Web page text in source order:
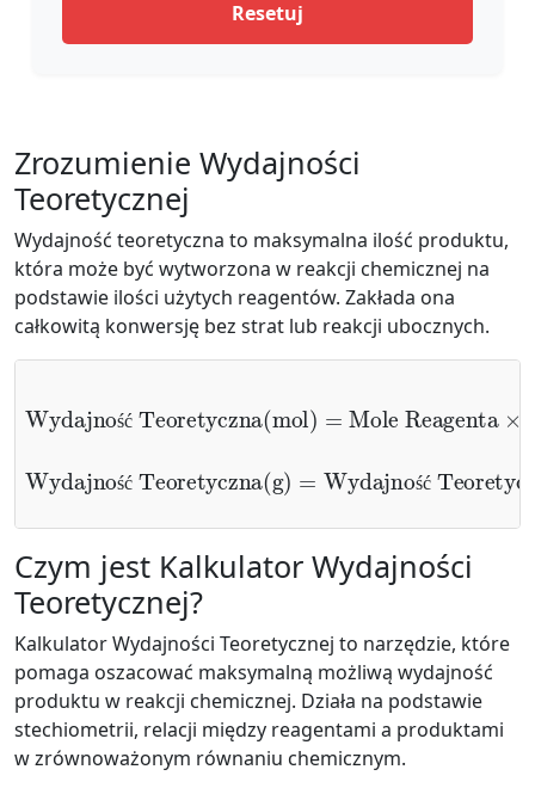
Resetuj
Zrozumienie Wydajności
Teoretycznej
Wydajność teoretyczna to maksymalna ilość produktu,
która może być wytworzona w reakcji chemicznej na
podstawie ilości użytych reagentów. Zakłada ona
całkowitą konwersję bez strat lub reakcji ubocznych.
ś ć
ś ć ść
Wydajność Teoretyczna g)=
Wydajność Teoretyczna(mol)×Masa Molarna Produktu
Czym jest Kalkulator Wydajności
Teoretycznej?
Kalkulator Wydajności Teoretycznej to narzędzie, które
pomaga oszacować maksymalną możliwą wydajność
produktu w reakcji chemicznej. Działa na podstawie
stechiometrii, relacji między reagentami a produktami
w zrównoważonym równaniu chemicznym.